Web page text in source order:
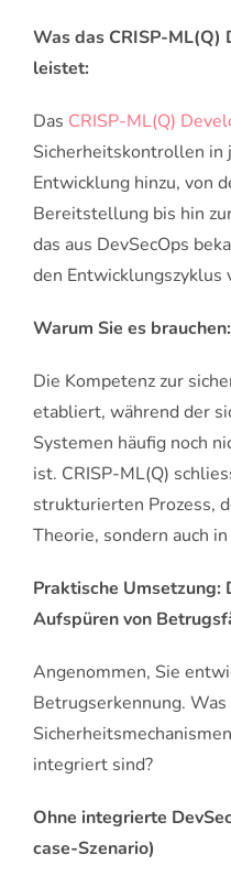
Was das CRISP-
leistet:
Das CRISP-ML(Q)
Sicherheitskontrollen in
Entwicklung hinzu, von
Bereitstellung bis hin
das aus DevSecOps
den Entwicklungszyklus
Warum Sie es brauchen:
Die Kompetenz zur
etabliert, während der
Systemen häufig noch
ist. CRISP-ML(Q)
strukturierten Prozess,
Theorie, sondern auch
Praktische Umsetzung:
Aufspüren von
Angenommen, Sie
Betrugserkennung.
integriert sind?
Ohne integrierte
case-Szenario)